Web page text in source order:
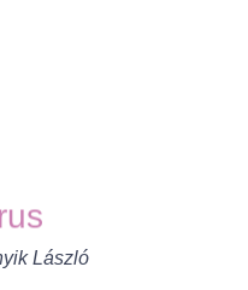
László